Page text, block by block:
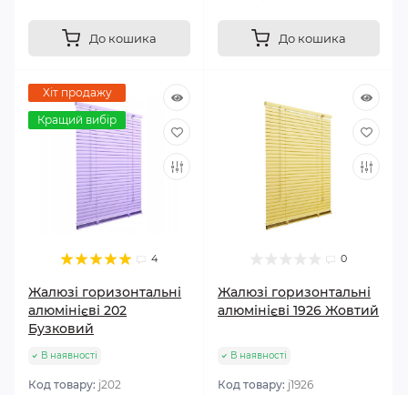
До кошика До кошика
Хіт продажу
Кращий вибір
4
Жалюзі горизонтальні
алюмінієві 202
Бузковий
В наявності
Код товару: j202
0
Жалюзі горизонтальні
алюмінієві 1926 Жовтий
В наявності
Код товару: j1926